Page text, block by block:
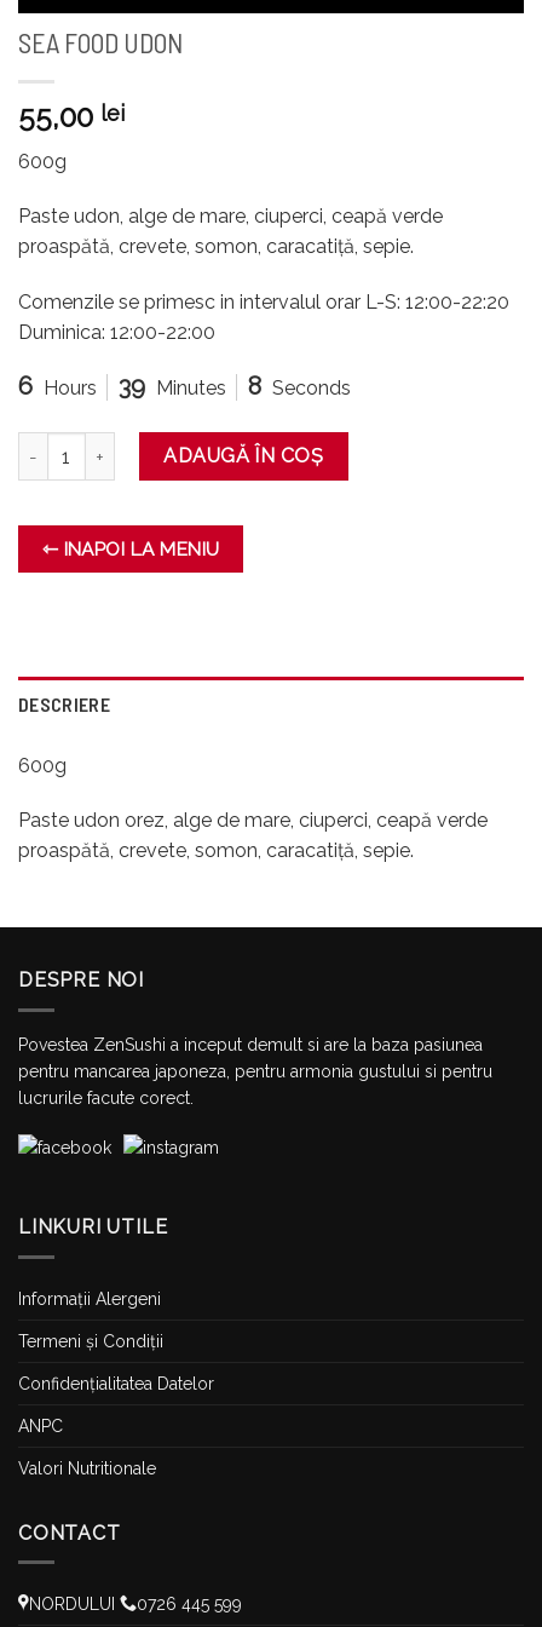
SEA FOOD UDON
55,00 lei
600g
Paste udon, alge de mare, ciuperci, ceapă verde
proaspătă, crevete, somon, caracatiță, sepie.
Comenzile se primesc in intervalul orar L-S: 12:00-22:20
Duminica: 12:00-22:00
6 Hours 39 Minutes 8 Seconds
Cantitate SEA FOOD UDONADAUGĂ ÎN COȘ
⇽ INAPOI LA MENIU
DESCRIERE
600g
Paste udon orez, alge de mare, ciuperci, ceapă verde
proaspătă, crevete, somon, caracatiță, sepie.
DESPRE NOI
Povestea ZenSushi a inceput demult si are la baza pasiunea
pentru mancarea japoneza, pentru armonia gustului si pentru
lucrurile facute corect.
LINKURI UTILE
Informații Alergeni
Termeni și Condiții
Confidențialitatea Datelor
ANPC
Valori Nutritionale
CONTACT
NORDULUI 0726 445 599